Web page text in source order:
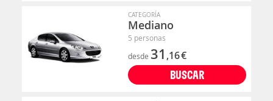
CATEGORÍA
Mediano
5 personas
desde 31 ,16€
BUSCAR